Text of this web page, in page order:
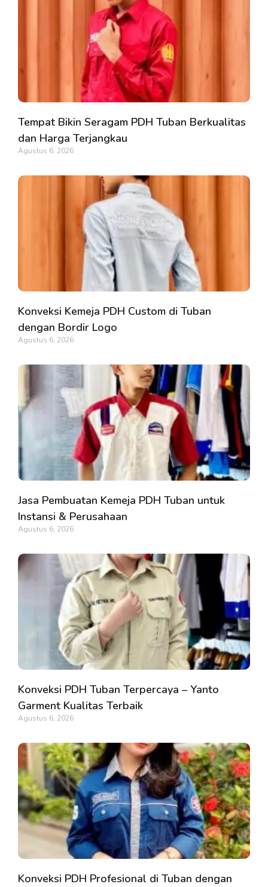
Tempat Bikin Seragam PDH Tuban Berkualitas
dan Harga Terjangkau
Agustus 6, 2026
Konveksi Kemeja PDH Custom di Tuban
dengan Bordir Logo
Agustus 6, 2026
Jasa Pembuatan Kemeja PDH Tuban untuk
Instansi & Perusahaan
Agustus 6, 2026
Konveksi PDH Tuban Terpercaya – Yanto
Garment Kualitas Terbaik
Agustus 6, 2026
Konveksi PDH Profesional di Tuban dengan